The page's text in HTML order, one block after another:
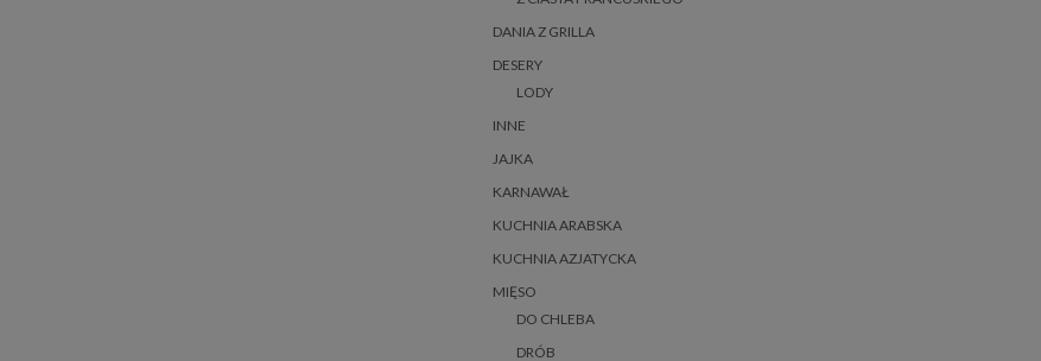
DANIA Z GRILLA
DESERY
LODY
INNE
JAJKA
KARNAWAŁ
KUCHNIA ARABSKA
KUCHNIA AZJATYCKA
MIĘSO
DO CHLEBA
DRÓB